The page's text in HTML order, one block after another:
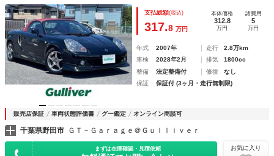
１５／Ｒ１６インチＡＷ◇ＰａｎａｓｏｎｉｃＨＤＤナビ／フ
ルセグＴＶ◇ＥＴＣ◇保証書◇取扱説明書◇スペアキー
支払総額(税込)
317.8 万円
本体価格
312.8
万円
諸費用
5
万円
年式 2007年 走行
2.8万km
車検
2028年2月 排気
1800cc
整備
法定整備付 修復
なし
保証
保証付 (3ヶ月・走行無制限)
販売店保証 車両状態評価書 グー鑑定 オンライン商談可
千葉県野田市 ＧＴ－Ｇａｒａｇｅ＠Ｇｕｌｌｉｖｅｒ
まずは在庫確認・見積依頼 お気に入り